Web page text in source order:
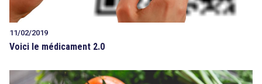
11/02/2019
Voici le médicament 2.0